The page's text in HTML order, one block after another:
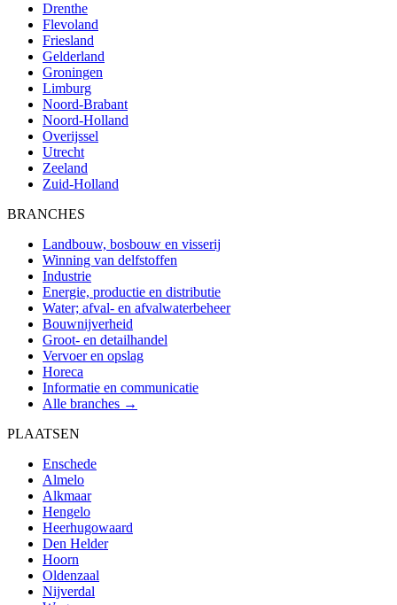
Drenthe
Flevoland
Friesland
Gelderland
Groningen
Limburg
Noord-Brabant
Noord-Holland
Overijssel
Utrecht
Zeeland
Zuid-Holland
BRANCHES
Landbouw, bosbouw en visserij
Winning van delfstoffen
Industrie
Energie, productie en distributie
Water; afval- en afvalwaterbeheer
Bouwnijverheid
Groot- en detailhandel
Vervoer en opslag
Horeca
Informatie en communicatie
Alle branches →
PLAATSEN
Enschede
Almelo
Alkmaar
Hengelo
Heerhugowaard
Den Helder
Hoorn
Oldenzaal
Nijverdal